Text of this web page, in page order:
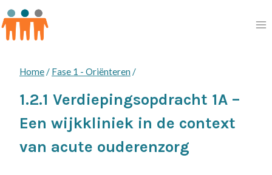
Doorgaan
naar
inhoud
Home/ Fase 1 - Oriënteren/
1.2.1 Verdiepingsopdracht 1A –
Een wijkkliniek in de context
van acute ouderenzorg